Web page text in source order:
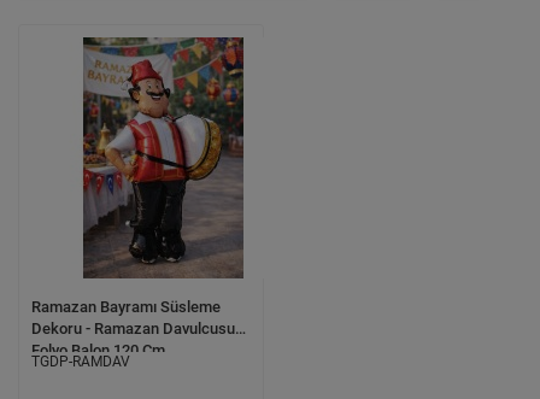
Ramazan Bayramı Süsleme
Dekoru - Ramazan Davulcusu
Folyo Balon 120 Cm
TGDP-RAMDAV